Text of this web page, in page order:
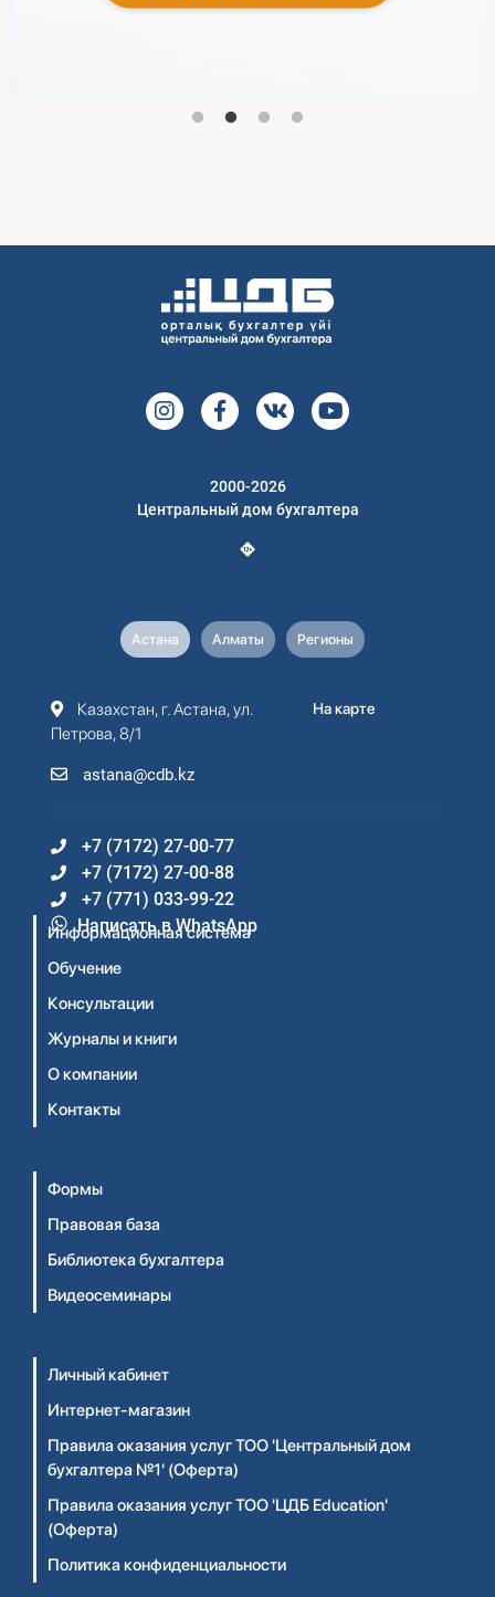
2000-2026
Центральный дом бухгалтера
Астана Алматы Регионы
Казахстан, г. Астана, ул.
Петрова, 8/1
astana@cdb.kz
На карте
+7 (7172) 27-00-77
+7 (7172) 27-00-88
+7 (771) 033-99-22
Написать в WhatsApp
Информационная система
Обучение
Консультации
Журналы и книги
О компании
Контакты
Формы
Правовая база
Библиотека бухгалтера
Видеосеминары
Личный кабинет
Интернет-магазин
Правила оказания услуг ТОО 'Центральный дом
бухгалтера №1' (Оферта)
Правила оказания услуг ТОО 'ЦДБ Education'
(Оферта)
Политика конфиденциальности